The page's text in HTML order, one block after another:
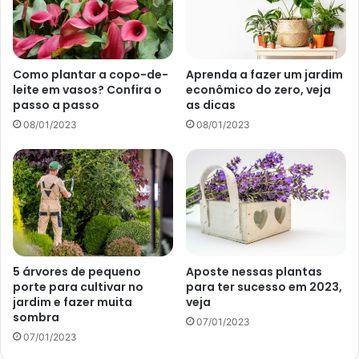
Bonsai (Foto: Reprodução Canva)
Se você está precisando de mais equilíbrio em sua vida,
não deixe de apostar no Bonsai. Sem dúvidas, você vai se
surpreender com o poder essa pequena planta.
Vale destacar que o bonsai, conforme explicado pela
redação daAbril, em 31 de julho de 2022, adora luz direta.
Desse modo, deve ser cultivado perto de alguma janela
ou, ainda, em alguma varanda. Além disso, para manter a
Como plantar a copo-de-
leite em vasos? Confira o
passo a passo
08/01/2023
Aprenda a fazer um jardim
econômico do zero, veja
as dicas
08/01/2023
5 árvores de pequeno
porte para cultivar no
jardim e fazer muita
sombra
07/01/2023
Aposte nessas plantas
para ter sucesso em 2023,
veja
07/01/2023